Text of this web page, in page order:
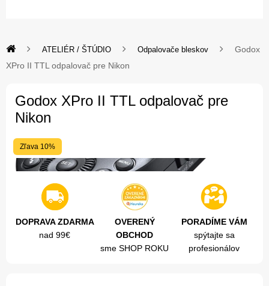
ATELIÉR / ŠTÚDIO Odpalovače bleskov
Godox
XPro II TTL odpalovač pre Nikon
Godox XPro II TTL odpalovač pre
Nikon
Zľava 10%
DOPRAVA ZDARMA
nad 99€
OVERENÝ
OBCHOD
sme SHOP ROKU
PORADÍME VÁM
spýtajte sa
profesionálov